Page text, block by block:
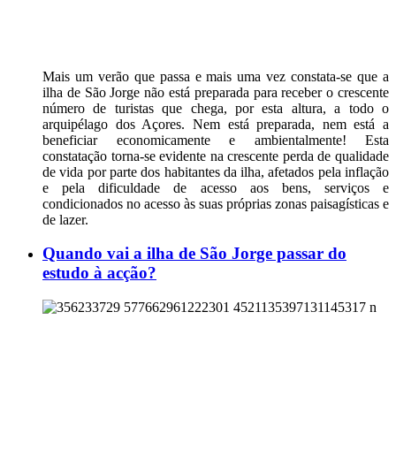
Mais um verão que passa e mais uma vez constata-se que a
ilha de São Jorge não está preparada para receber o crescente
número de turistas que chega, por esta altura, a todo o
arquipélago dos Açores. Nem está preparada, nem está a
beneficiar economicamente e ambientalmente! Esta
constatação torna-se evidente na crescente perda de qualidade
de vida por parte dos habitantes da ilha, afetados pela inflação
e pela dificuldade de acesso aos bens, serviços e
condicionados no acesso às suas próprias zonas paisagísticas e
de lazer.
Quando vai a ilha de São Jorge passar do
estudo à acção?